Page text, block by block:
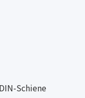
Schiene